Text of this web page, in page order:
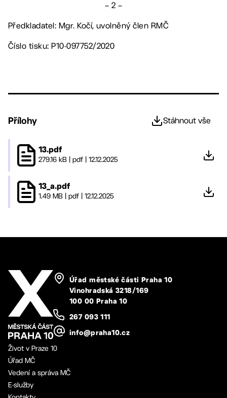
– 2 –
Předkladatel: Mgr. Kočí, uvolněný člen RMČ
Číslo tisku: P10-097752/2020
Přílohy Stáhnout vše
13.pdf
279.16 kB pdf 12.12.2025
13_a.pdf
1.49 MB pdf 12.12.2025
Úřad městské části Praha 10
Vinohradská 3218/169
100 00 Praha 10
267 093 111
info@praha10.cz
Život v Praze 10
Úřad MČ
Vedení a správa MČ
E-služby